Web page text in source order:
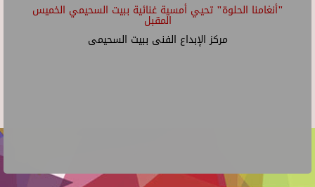
"أنغامنا الحلوة" تحيي أمسية غنائية ببيت السحيمي الخميس
المقبل
مركز الإبداع الفنى ببيت السحيمى